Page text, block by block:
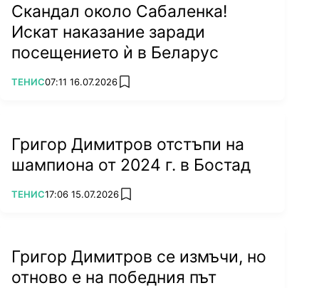
Скандал около Сабаленка!
Искат наказание заради
посещението ѝ в Беларус
ПОВЕЧЕ ОТ
ТЕНИС07:11 16.07.2026 add favorites
Григор Димитров отстъпи на
шампиона от 2024 г. в Бостад
ПОВЕЧЕ ОТ
ТЕНИС17:06 15.07.2026 add favorites
Григор Димитров се измъчи, но
отново е на победния път